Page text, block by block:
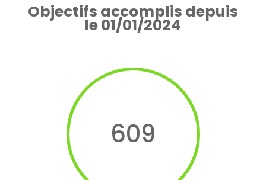
Objectifs accomplis depuis
le 01/01/2024
609